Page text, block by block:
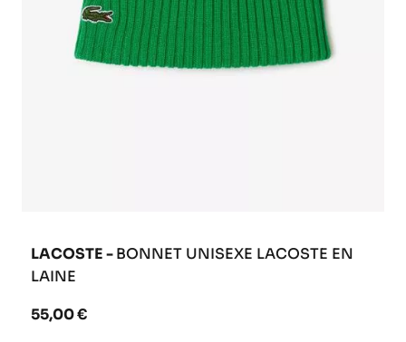
LACOSTE -BONNET UNISEXE LACOSTE EN
LAINE
55,00 €